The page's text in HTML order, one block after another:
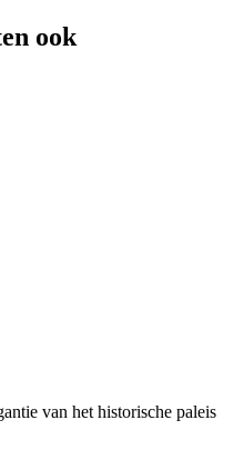
ook
van het historische paleis